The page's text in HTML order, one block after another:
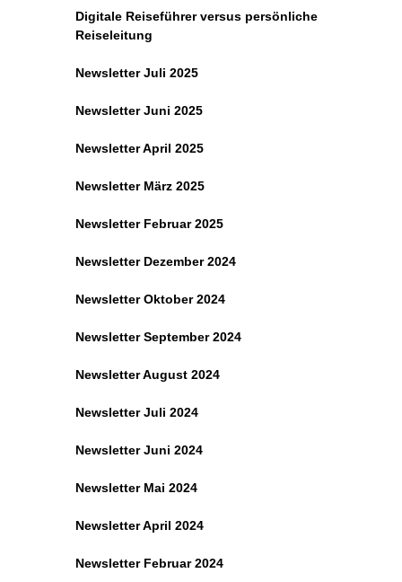
Digitale Reiseführer versus persönliche
Reiseleitung
Newsletter Juli 2025
Newsletter Juni 2025
Newsletter April 2025
Newsletter März 2025
Newsletter Februar 2025
Newsletter Dezember 2024
Newsletter Oktober 2024
Newsletter September 2024
Newsletter August 2024
Newsletter Juli 2024
Newsletter Juni 2024
Newsletter Mai 2024
Newsletter April 2024
Newsletter Februar 2024